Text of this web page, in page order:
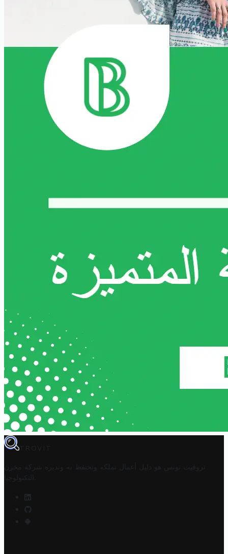
TROVIT
تروفيت تونس هو دليل أعمال تملكه وتحتفظ به وتديره
شركة مخزن
التكنولوجيا